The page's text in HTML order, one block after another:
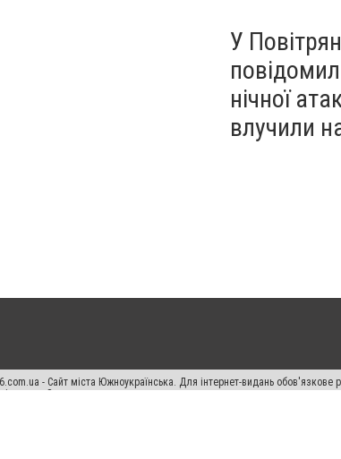
У
нічної
влучили
- Сайт міста Южноукраїнська. Для інтернет-видань обов'язкове
Законом.